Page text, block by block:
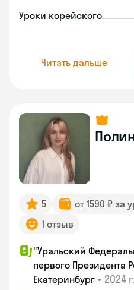
Уроки корейского
Читать дальше
5 от 1590 ₽ за
1 отзыв
"Уральский
первого Президента
Екатеринбург • 2024 г.